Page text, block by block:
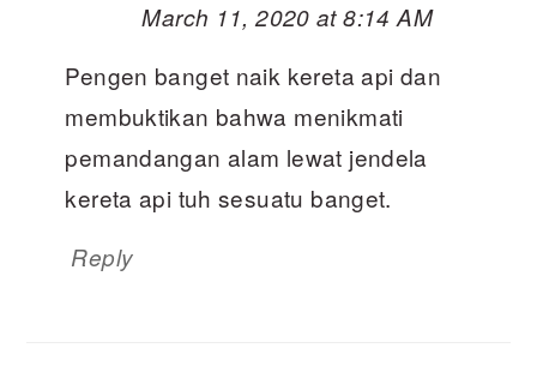
March 11, 2020 at 8:14 AM
Pengen banget naik kereta api dan
membuktikan bahwa menikmati
pemandangan alam lewat jendela
kereta api tuh sesuatu banget.
Reply